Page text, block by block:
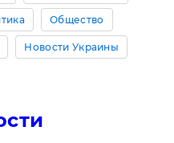
Общество
Новости Украины